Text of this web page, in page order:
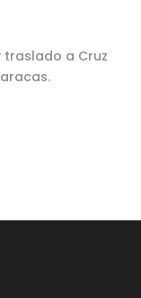
traslado a Cruz